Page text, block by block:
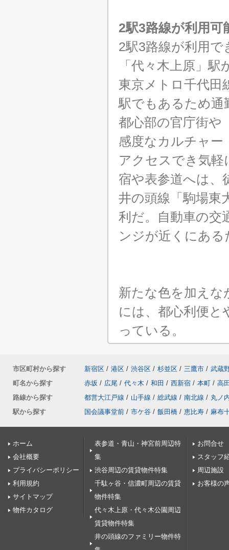
2駅3路線が利用
2駅3路線が利用
「代々木上原」
東京メトロ千代田
駅でもあるため通
都心部の官庁街や
感度なカルチャ
アクセスでき気
宿や表参道へは、
井の頭線「駒場東
利だ。自動車の交
ンジが近くにあ
新たな色を加えな
には、都心利便と
っている。
市区町村から探す 新宿区 / 港区 / 渋谷区 / 杉並区 / 三鷹市 / 武蔵
町名から探す
赤坂 / 広尾 / 代々木 / 和田 / 西新宿 / 本町 / 高
路線から探す
都営大江戸線 / 山手線 / 総武線 / 南北線 / 丸ノ
駅から探す
国会議事堂前 / 市ケ谷 / 飯田橋 / 恵比寿 / 麻布
ホーム
会社概要
プライバシーポリシー
利用規約
サイトマップ
物件カタログ
表参道・青山・神宮前周辺特
集
渋谷周辺の賃貸物件特集
千駄ヶ谷・信濃町周辺の賃貸
物件特集
代々木上原・代々木公園周辺
賃貸物件特集
井の頭線のファミリー物件特
お問合せ
スタッフ
周辺施設
お客様の